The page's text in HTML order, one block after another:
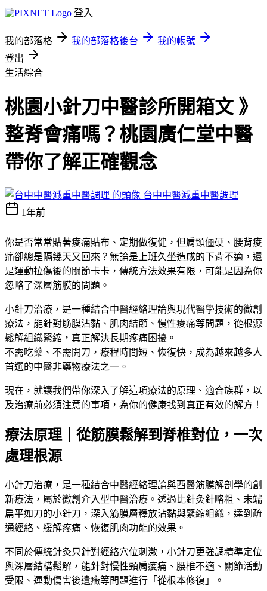
登入
我的部落格 我的部落格後台
我的帳號
登出
生活綜合
桃園小針刀中醫診所開箱文 》
整脊會痛嗎？桃園廣仁堂中醫
帶你了解正確觀念
台中中醫減重中醫調理
1年前
你是否常常貼著痠痛貼布、定期做復健，但肩頸僵硬、腰背痠
痛卻總是隔幾天又回來？無論是上班久坐造成的下背不適，還
是運動拉傷後的關節卡卡，傳統方法效果有限，可能是因為你
忽略了深層筋膜的問題。
小針刀治療，是一種結合中醫經絡理論與現代醫學技術的微創
療法，能針對筋膜沾黏、肌肉結節、慢性痠痛等問題，從根源
鬆解組織緊縮，真正解決長期疼痛困擾。
不需吃藥、不需開刀，療程時間短、恢復快，成為越來越多人
首選的中醫非藥物療法之一。
現在，就讓我們帶你深入了解這項療法的原理、適合族群，以
及治療前必須注意的事項，為你的健康找到真正有效的解方！
療法原理｜從筋膜鬆解到脊椎對位，一次
處理根源
小針刀治療，是一種結合中醫經絡理論與西醫筋膜解剖學的創
新療法，屬於微創介入型中醫治療。透過比針灸針略粗、末端
扁平如刀的小針刀，深入筋膜層釋放沾黏與緊縮組織，達到疏
通經絡、緩解疼痛、恢復肌肉功能的效果。
不同於傳統針灸只針對經絡穴位刺激，小針刀更強調精準定位
與深層結構鬆解，能針對慢性頸肩痠痛、腰椎不適、關節活動
受限、運動傷害後遺癥等問題進行「從根本修復」。